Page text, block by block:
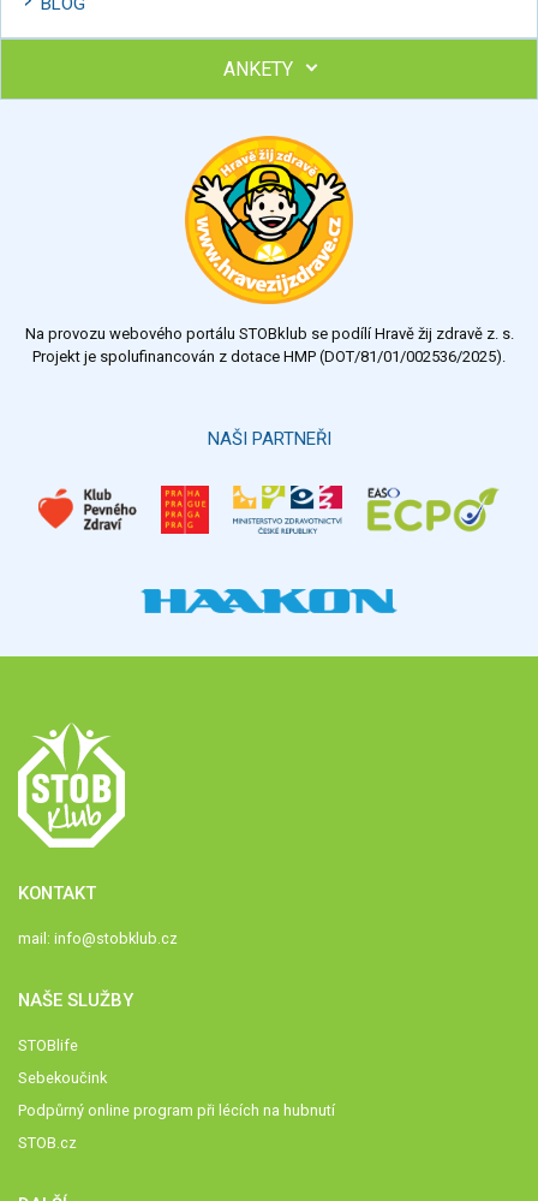
ANKETY
Výsledky Všechny ankety
Na provozu webového portálu STOBklub se podílí Hravě žij zdravě z. s.
Projekt je spolufinancován z dotace HMP (DOT/81/01/002536/2025).
NAŠI PARTNEŘI
KONTAKT
mail: info@stobklub.cz
NAŠE SLUŽBY
STOBlife
Sebekoučink
Podpůrný online program při lécích na hubnutí
STOB.cz